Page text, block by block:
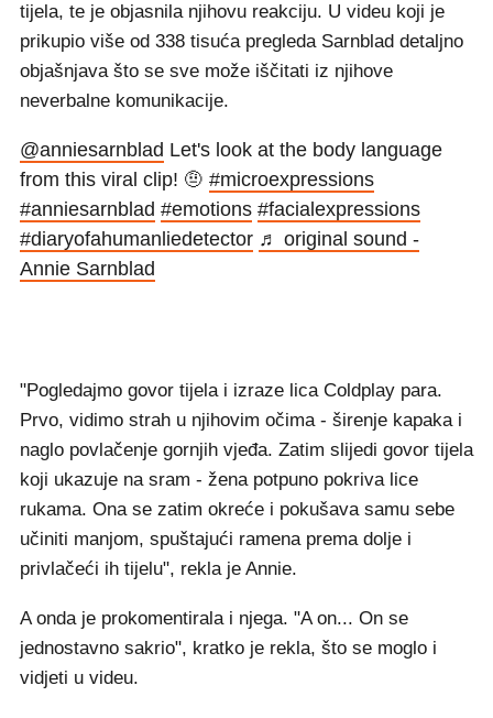
tijela, te je objasnila njihovu reakciju. U videu koji je
prikupio više od 338 tisuća pregleda Sarnblad detaljno
objašnjava što se sve može iščitati iz njihove
neverbalne komunikacije.
@anniesarnblad Let's look at the body language
from this viral clip! 🤨 #microexpressions
#anniesarnblad #emotions #facialexpressions
#diaryofahumanliedetector ♬ original sound -
Annie Sarnblad
"Pogledajmo govor tijela i izraze lica Coldplay para.
Prvo, vidimo strah u njihovim očima - širenje kapaka i
naglo povlačenje gornjih vjeđa. Zatim slijedi govor tijela
koji ukazuje na sram - žena potpuno pokriva lice
rukama. Ona se zatim okreće i pokušava samu sebe
učiniti manjom, spuštajući ramena prema dolje i
privlačeći ih tijelu", rekla je Annie.
A onda je prokomentirala i njega. "A on... On se
jednostavno sakrio", kratko je rekla, što se moglo i
vidjeti u videu.